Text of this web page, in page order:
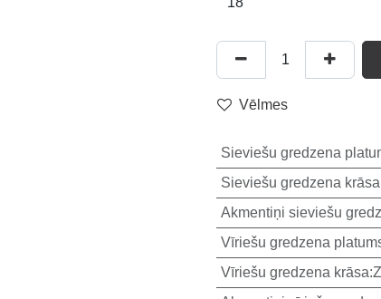
Vēlmes
Sieviešu gredzena
Sieviešu gredzena krāsa
Akmentiņi sieviešu
Vīriešu gredzena
Vīriešu gredzena krāsa: